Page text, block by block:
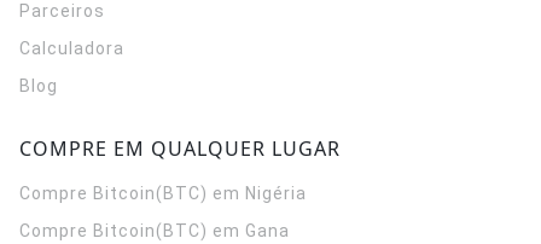
Parceiros
Calculadora
Blog
COMPRE EM QUALQUER LUGAR
Compre Bitcoin(BTC) em Nigéria
Compre Bitcoin(BTC) em Gana